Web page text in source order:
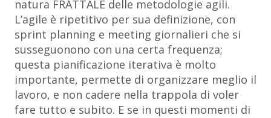
natura FRATTALE delle metodologie agili.
L’agile è ripetitivo per sua definizione, con
sprint planning e meeting giornalieri che si
susseguonono con una certa frequenza;
questa pianificazione iterativa è molto
importante, permette di organizzare meglio il
lavoro, e non cadere nella trappola di voler
fare tutto e subito. E se in questi momenti di